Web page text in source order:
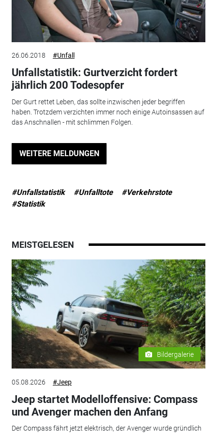
26.06.2018 #Unfall
Unfallstatistik: Gurtverzicht fordert
jährlich 200 Todesopfer
Der Gurt rettet Leben, das sollte inzwischen jeder begriffen
haben. Trotzdem verzichten immer noch einige Autoinsassen auf
das Anschnallen - mit schlimmen Folgen.
WEITERE MELDUNGEN
#Unfallstatistik #Unfalltote
#Verkehrstote
#Statistik
MEISTGELESEN
Bildergalerie
05.08.2026 #Jeep
Jeep startet Modelloffensive: Compass
und Avenger machen den Anfang
Der Compass fährt jetzt elektrisch, der Avenger wurde gründlich